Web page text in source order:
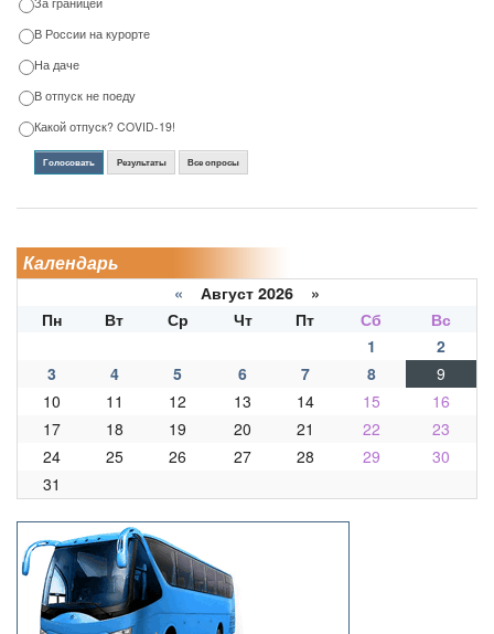
В России на курорте
На даче
В отпуск не поеду
Какой отпуск? COVID-19!
Голосовать Результаты Все опросы
Календарь
« Август 2026 »
Пн
Вт Ср Чт Пт Сб
Вс
1
2
3
4 5 6 7 8
9
10
11 12 13 14 15
16
17
18 19 20 21 22
23
24
25 26 27 28 29
30
31